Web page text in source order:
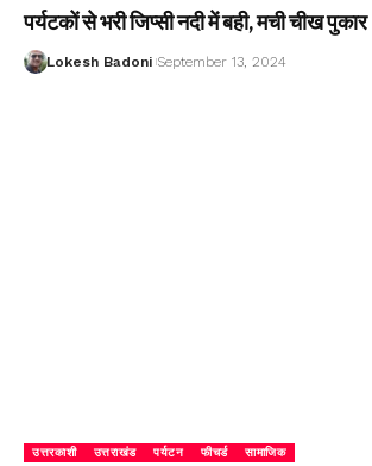
पर्यटकों से भरी जिप्सी नदी में बही, मची चीख पुकार
Lokesh Badoni September 13, 2024
उत्तरकाशी उत्तराखंड पर्यटन फीचर्ड सामाजिक